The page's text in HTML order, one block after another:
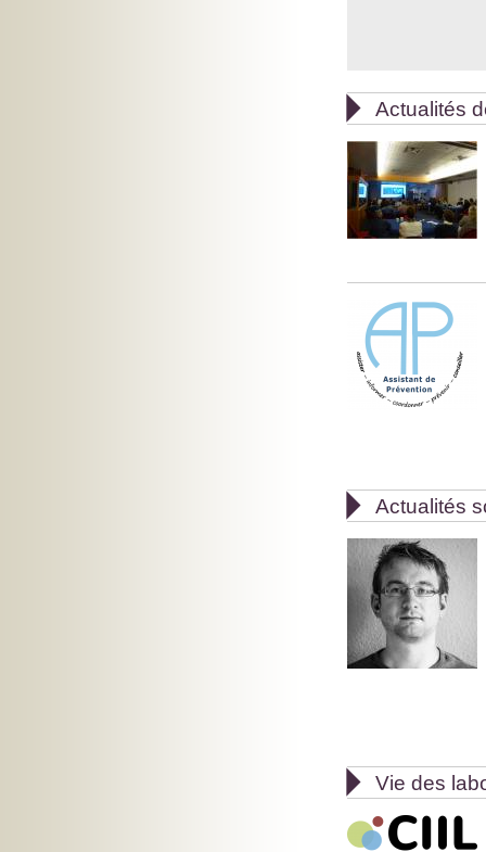
 Actualités
 Actualités
 Vie des